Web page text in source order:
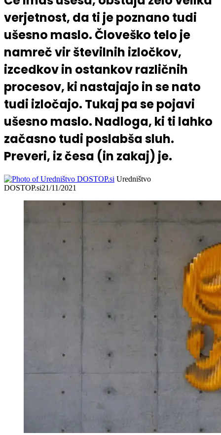
Če imaš ušesa, obstaja zelo velika
verjetnost, da ti je poznano tudi
ušesno maslo. Človeško telo je
namreč vir številnih izločkov,
izcedkov in ostankov različnih
procesov, ki nastajajo in se nato
tudi izločajo. Tukaj pa se pojavi
ušesno maslo. Nadloga, ki ti lahko
začasno tudi poslabša sluh.
Preveri, iz česa (in zakaj) je.